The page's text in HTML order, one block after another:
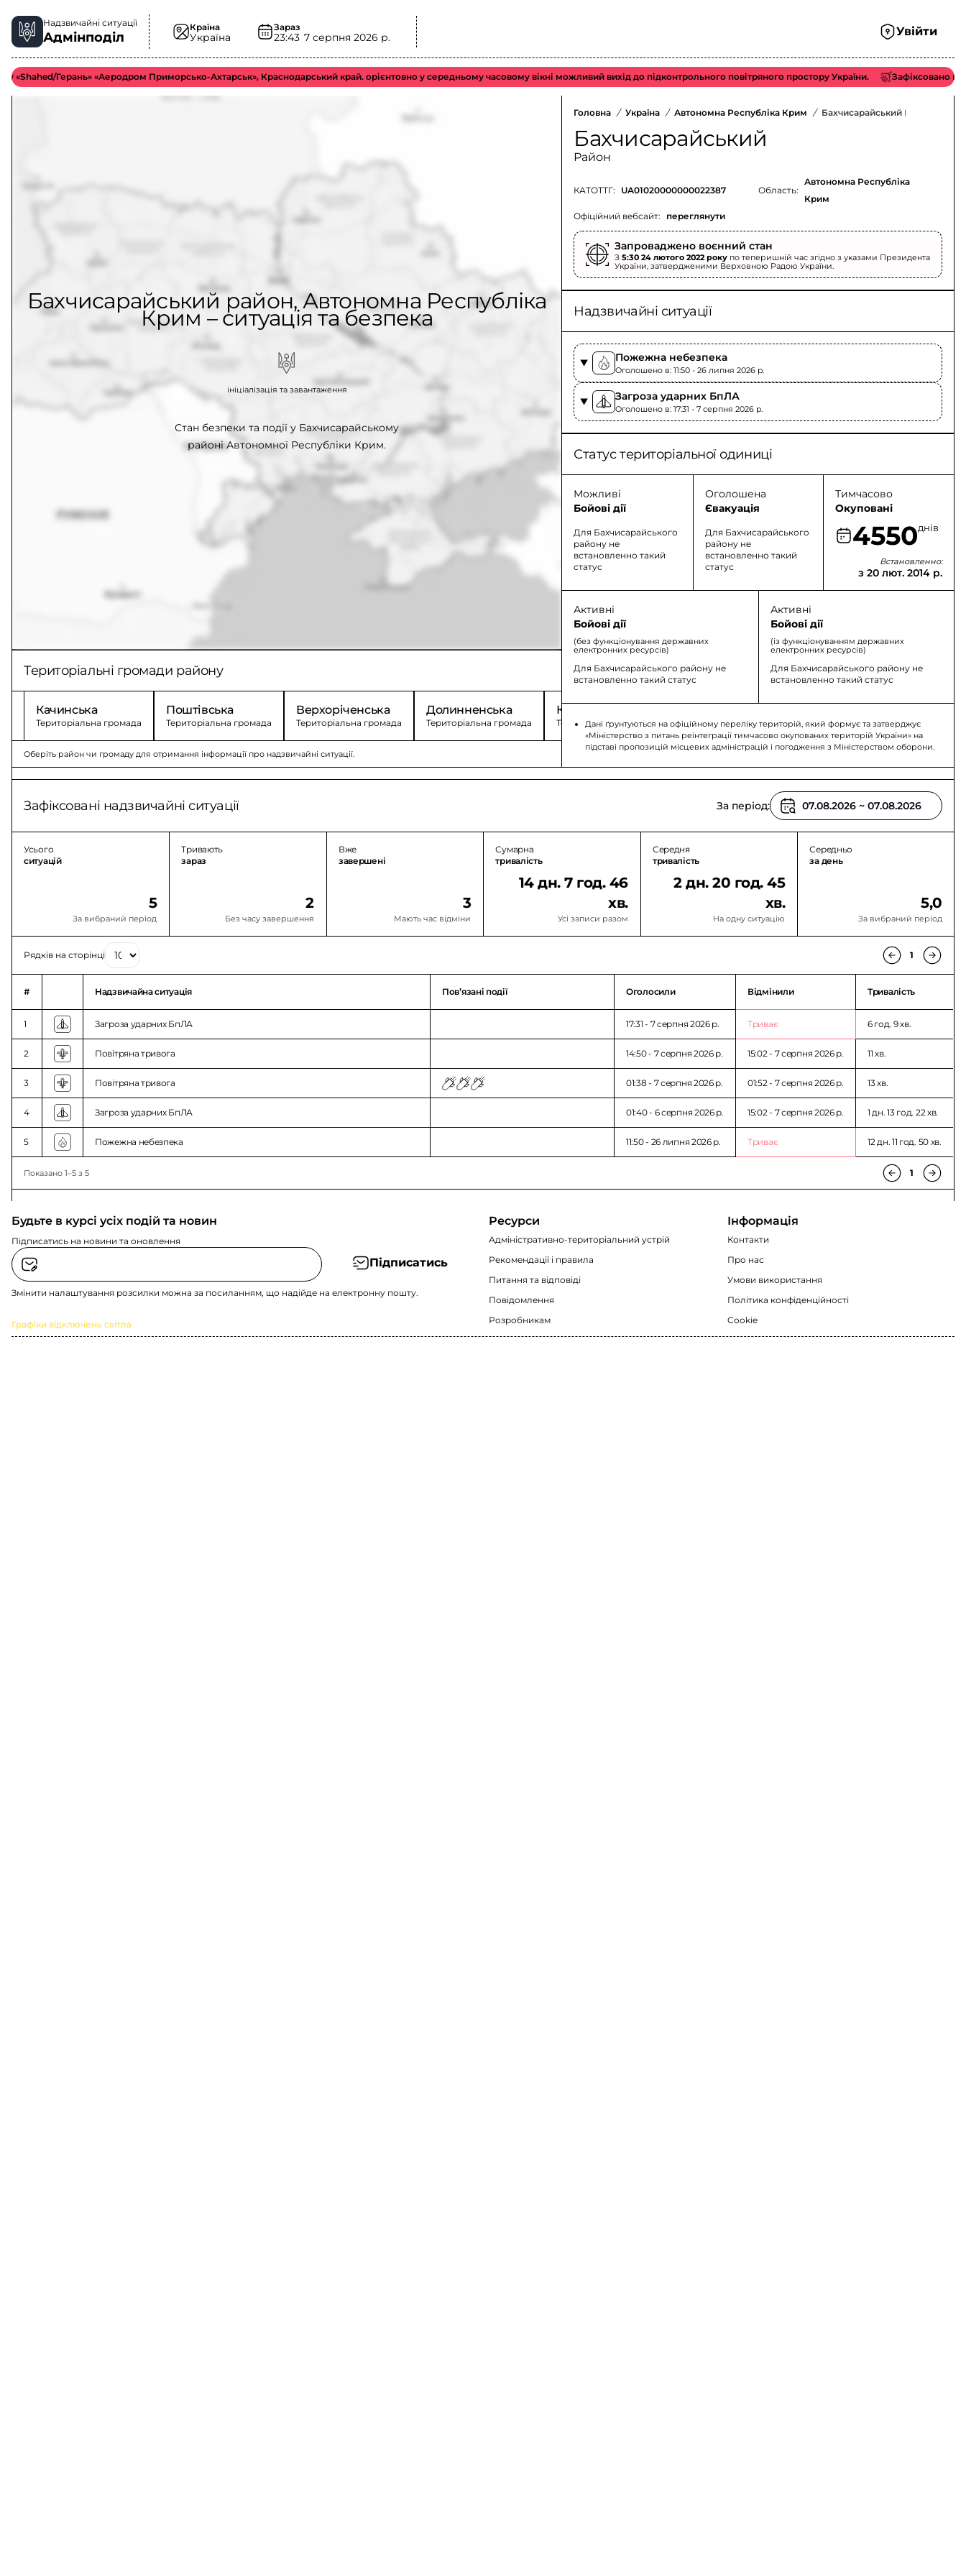
Надзвичайні ситуації
Адмінподіл
Країна
Україна
Зараз
23:43 7 серпня 2026 р. Увійти
Герань» «Аеродром Приморсько-Ахтарськ», Краснодарський край. орієнтовно у середньому часовому вікні можливий вихід до підконтрольного повітряного простору України. Зафіксовано виліт/
Бахчисарайський район, Автономна Республіка
Крим – ситуація та безпека
Стан безпеки та події у Бахчисарайському
районі Автономної Республіки Крим.
ініціалізація та завантаження
Територіальні громади району
Качинська
Територіальна громада
Поштівська
Територіальна громада
Верхоріченська
Територіальна громада
Долинненська
Територіальна громада
Красномацька
Територіальна громада Територіальна громада Територіальна громада
Оберіть район чи громаду для отримання інформації про надзвичайні ситуації.
Головна / Україна / Автономна Республіка Крим / Бахчисарайський Район
Бахчисарайський
Район
КАТОТТГ: UA01020000000022387
Офіційний вебсайт: переглянути
Область:
Автономна Республіка
Крим
Запроваджено воєнний стан
З5:30 24 лютого 2022 року по теперишній час згідно з указами Президента
України, затвердженими Верховною Радою України.
Надзвичайні ситуації
Пожежна небезпека
Оголошено в: 11:50 - 26 липня 2026 p.
Загроза ударних БпЛА
Оголошено в: 17:31 - 7 серпня 2026 p.
Статус територіальної одиниці
Можливі
Бойові дії
Для Бахчисарайського
району не
встановленно такий
статус
Оголошена
Євакуація
Для Бахчисарайського
району не
встановленно такий
статус
Тимчасово
Окуповані
4550днів
Встановленно:
з 20 лют. 2014 р.
Активні
Бойові дії
(без функціонування державних
електронних ресурсів)
Для Бахчисарайського району не
встановленно такий статус
Активні
Бойові дії
(із функціонуванням державних
електронних ресурсів)
Для Бахчисарайського району не
встановленно такий статус
Дані ґрунтуються на офіційному переліку територій, який формує та затверджує
«Міністерство з питань реінтеграції тимчасово окупованих територій України» на
підставі пропозицій місцевих адміністрацій і погодження з Міністерством оборони.
Зафіксовані надзвичайні ситуації За період:
Усього
ситуацій
5
За вибраний період
Тривають
зараз
2
Без часу завершення
Вже
завершені
3
Мають час відміни
Сумарна
тривалість
14 дн. 7 год. 46
хв.
Усі записи разом
Середня
тривалість
2 дн. 20 год. 45
хв.
На одну ситуацію
Середньо
за день
5,0
За вибраний період
Рядків на сторінці 1
# Надзвичайна ситуація Повʼязані події Оголосили Відмінили Тривалість
1 Загроза ударних БпЛА 17:31 - 7 серпня 2026 p. Триває 6 год. 9 хв.
2 Повітряна тривога 14:50 - 7 серпня 2026 p. 15:02 - 7 серпня 2026 p. 11 хв.
3 Повітряна тривога 01:38 - 7 серпня 2026 p. 01:52 - 7 серпня 2026 p. 13 хв.
4 Загроза ударних БпЛА 01:40 - 6 серпня 2026 p. 15:02 - 7 серпня 2026 p. 1 дн. 13 год. 22 хв.
5 Пожежна небезпека 11:50 - 26 липня 2026 p. Триває 12 дн. 11 год. 50 хв.
Показано 1–5 з 5 1
Будьте в курсі усіх подій та новин
Підписатись на новини та оновлення
Підписатись
Змінити налаштування розсилки можна за посиланням, що надійде на електронну пошту.
Графіки відключень світла
Ресурси
Адміністративно-територіальний устрій
Рекомендації i правила
Питання та відповіді
Повідомлення
Розробникам
Інформація
Контакти
Про нас
Умови використання
Політика конфіденційності
Cookie